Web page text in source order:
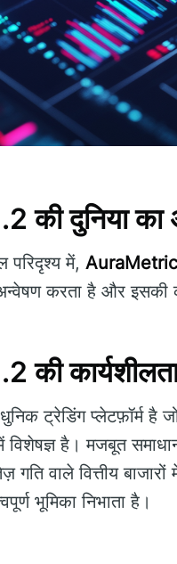
दुनिया का
परिदृश्य में,
करता है और इसकी
ट्रेडिंग प्लेटफ़ॉर्म है
विशेषज्ञ है। मजबूत
वाले वित्तीय
भूमिका निभाता है।